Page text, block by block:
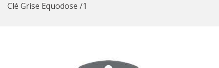
Clé Grise Equodose /1